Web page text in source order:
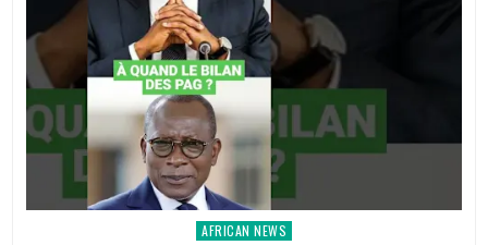
Posted
AFRICAN NEWS